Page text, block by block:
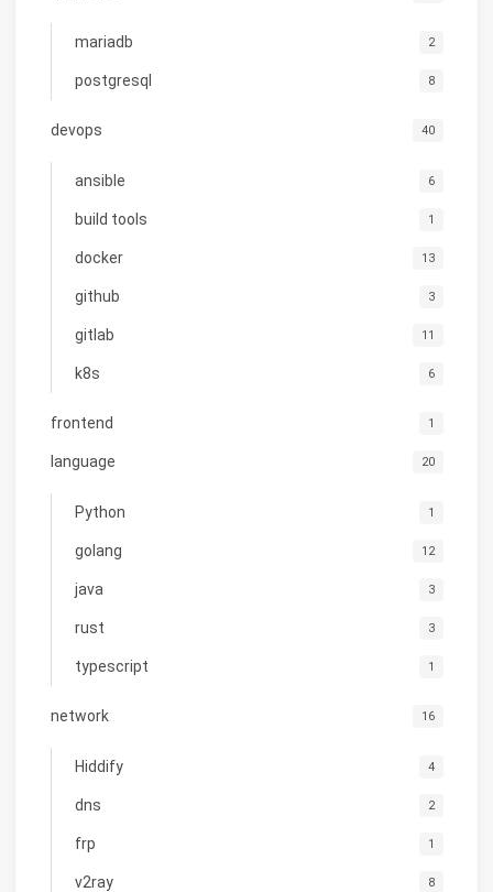
mariadb 2
postgresql 8
devops 40
ansible 6
build tools 1
docker 13
github 3
gitlab 11
k8s 6
frontend 1
language 20
Python 1
golang 12
java 3
rust 3
typescript 1
network 16
Hiddify 4
dns 2
frp 1
v2ray 8